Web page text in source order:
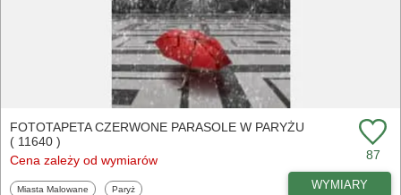
FOTOTAPETA CZERWONE PARASOLE W PARYŻU
( 11640 )
Cena zależy od wymiarów
87
Fototapety
Miasta Malowane Fototapety
Paryż WYMIARY